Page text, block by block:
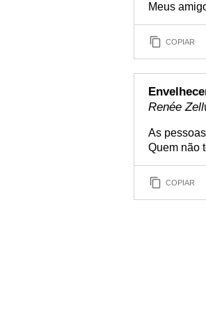
Meus
COPIAR
Renée
As
Quem não
COPIAR